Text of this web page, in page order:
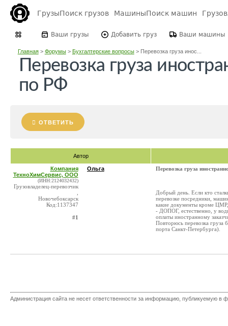
ГрузыПоиск грузов МашиныПоиск машин
Ваши грузы Добавить груз Ваши машины
Главная> Форумы> Бухгалтерские вопросы> Перевозка груза инос...
Перевозка груза
по РФ
ОТВЕТИТЬ
Автор
Компания
ТехноХимСервис, ООО
(ИНН:2124032432)
Грузовладелец-перевозчик
Новочебоксарск
Код:1137347
#1
Ольга Перевозка груза
Добрый день. Если кто
перевозке посредники,
какие документы кроме
- ДОПОГ, естественно, у
оплаты иностранному
Повторюсь перевозка груза
порта Санкт-Петербурга).
Администрация сайта не несет ответственности за информацию, публикуемую